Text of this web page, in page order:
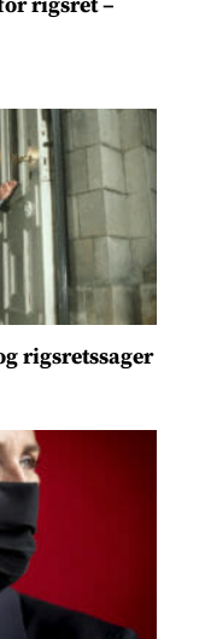
rigsretssager